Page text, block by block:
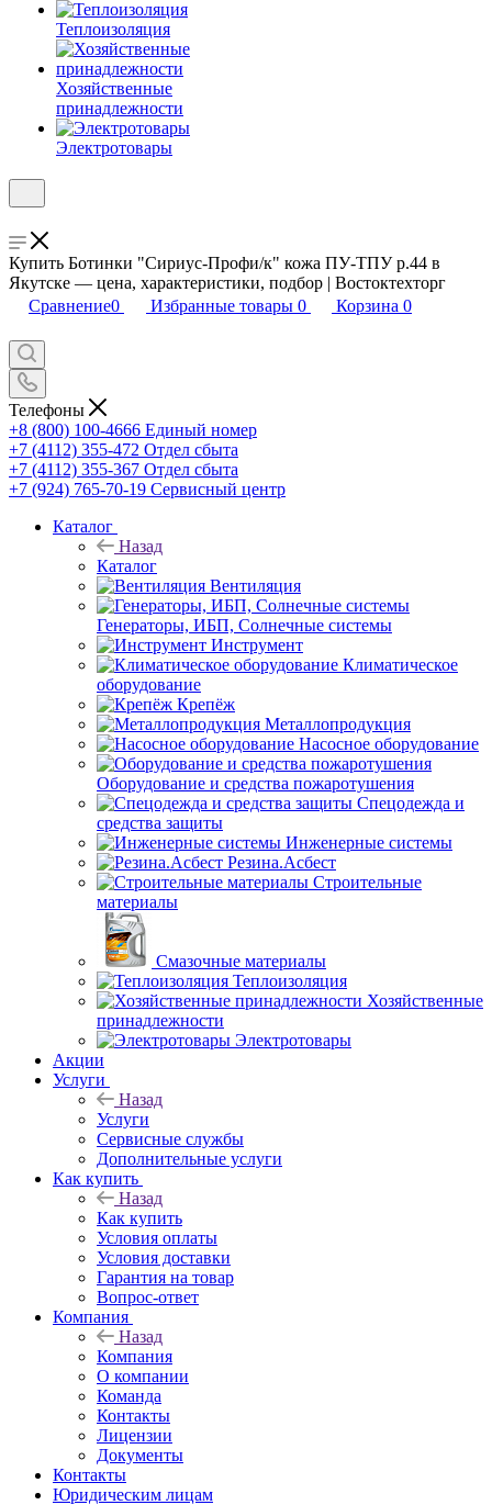
Теплоизоляция
Хозяйственные
принадлежности
Электротовары
Купить Ботинки "Сириус-Профи/к" кожа ПУ-ТПУ р.44 в
Якутске — цена, характеристики, подбор | Востоктехторг
Сравнение0 Избранные товары 0 Корзина 0
Телефоны
+8 (800) 100-4666 Единый номер
+7 (4112) 355-472 Отдел сбыта
+7 (4112) 355-367 Отдел сбыта
+7 (924) 765-70-19 Сервисный центр
Каталог
Назад
Каталог
Вентиляция
Генераторы, ИБП, Солнечные системы
Инструмент
Климатическое
оборудование
Крепёж
Металлопродукция
Насосное оборудование
Оборудование и средства пожаротушения
Спецодежда и
средства защиты
Инженерные системы
Резина.Асбест
Строительные
материалы
Смазочные материалы
Теплоизоляция
Хозяйственные
принадлежности
Электротовары
Акции
Услуги
Назад
Услуги
Сервисные службы
Дополнительные услуги
Как купить
Назад
Как купить
Условия оплаты
Условия доставки
Гарантия на товар
Вопрос-ответ
Компания
Назад
Компания
О компании
Команда
Контакты
Лицензии
Документы
Контакты
Юридическим лицам